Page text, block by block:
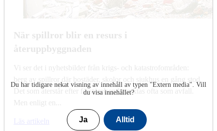
Du har tidigare nekat visning av innehåll av typen "Extern media". Vill
du visa innehållet?
Ja Alltid
När spillror blir en resurs i
återuppbyggnaden
Vi ser det i nyhetsbilder från krigs- och katastrofområden:
berg av spillror där bostäder, skolor och sjukhus en gång stod.
Det som återstår efter förstörelsen betraktas ofta som avfall.
Men enligt en...
Läs artikeln